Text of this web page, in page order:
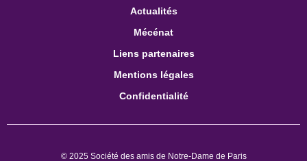
Actualités
Mécénat
Liens partenaires
Mentions légales
Confidentialité
© 2025 Société des amis de Notre-Dame de Paris